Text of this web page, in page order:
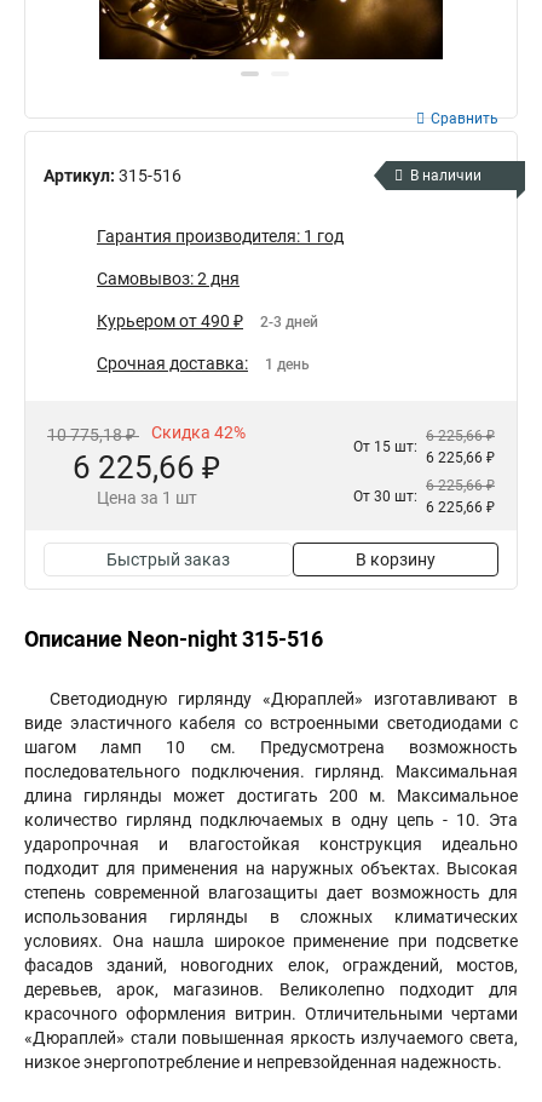
Артикул: 315-516
Сравнить
В наличии
Гарантия производителя: 1 год
Самовывоз: 2 дня
Курьером от 490 ₽ 2-3 дней
Срочная доставка: 1 день
10 775,18 ₽ Скидка 42%
6 225,66 ₽
Цена за 1 шт
От 15 шт:
6 225,66 ₽
6 225,66 ₽
От 30 шт:
6 225,66 ₽
6 225,66 ₽
Быстрый заказ В корзину
Описание Neon-night 315-516
Светодиодную гирлянду «Дюраплей» изготавливают в
виде эластичного кабеля со встроенными светодиодами с
шагом ламп 10 см. Предусмотрена возможность
последовательного подключения. гирлянд. Максимальная
длина гирлянды может достигать 200 м. Максимальное
количество гирлянд подключаемых в одну цепь - 10. Эта
ударопрочная и влагостойкая конструкция идеально
подходит для применения на наружных объектах. Высокая
степень современной влагозащиты дает возможность для
использования гирлянды в сложных климатических
условиях. Она нашла широкое применение при подсветке
фасадов зданий, новогодних елок, ограждений, мостов,
деревьев, арок, магазинов. Великолепно подходит для
красочного оформления витрин. Отличительными чертами
«Дюраплей» стали повышенная яркость излучаемого света,
низкое энергопотребление и непревзойденная надежность.